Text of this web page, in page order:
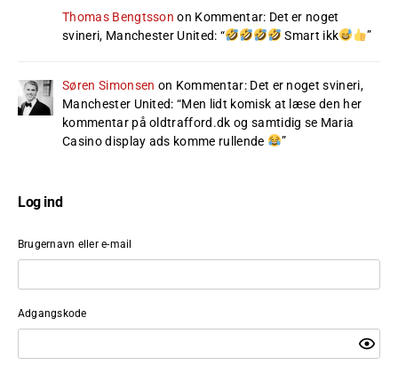
Thomas Bengtsson on Kommentar: Det er noget
svineri, Manchester United: “ Smart ikk ”
Søren Simonsen on Kommentar: Det er noget svineri,
Manchester United: “Men lidt komisk at læse den her
kommentar på oldtrafford.dk og samtidig se Maria
Casino display ads komme rullende
”
Log ind
Brugernavn eller e-mail
Adgangskode